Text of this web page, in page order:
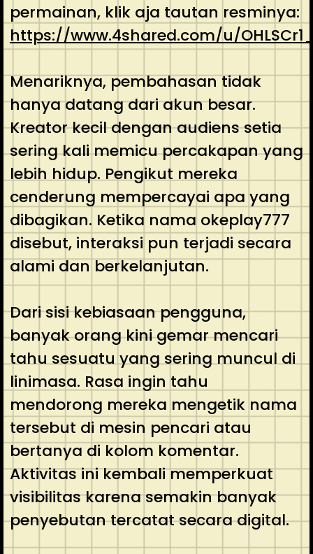
permainan, klik aja tautan resminya:
https://www.4shared.com/u/
Menariknya, pembahasan tidak
hanya datang dari akun besar.
Kreator kecil dengan audiens setia
sering kali memicu percakapan yang
lebih hidup. Pengikut mereka
cenderung mempercayai apa yang
dibagikan. Ketika nama okeplay777
disebut, interaksi pun terjadi secara
alami dan berkelanjutan.
Dari sisi kebiasaan pengguna,
banyak orang kini gemar mencari
tahu sesuatu yang sering muncul di
linimasa. Rasa ingin tahu
mendorong mereka mengetik nama
tersebut di mesin pencari atau
bertanya di kolom komentar.
Aktivitas ini kembali memperkuat
visibilitas karena semakin banyak
penyebutan tercatat secara digital.